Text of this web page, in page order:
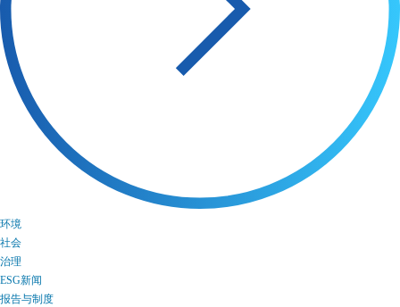
环境
社会
治理
ESG新闻
报告与制度